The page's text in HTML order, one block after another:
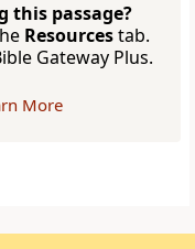
this passage?
Resourcestab.
Gateway Plus.
More